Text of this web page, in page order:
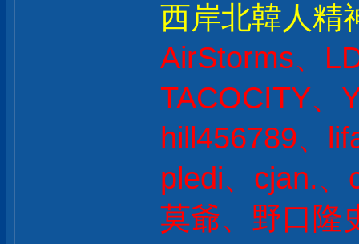
西岸北韓人精
AirStorms、
TACOCITY、
hill456789、
pledi、cjan.
莫爺、野口隆